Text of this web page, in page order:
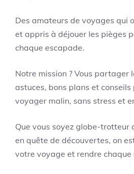
Des amateurs de voyages qui
et appris à déjouer les pièges
chaque escapade.
Notre mission ? Vous partager
astuces, bons plans et
voyager malin, sans stress et
Que vous soyez globe-trotteur
en quête de découvertes, on
votre voyage et rendre